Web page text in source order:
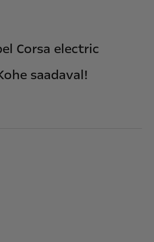
Corsa electric
saadaval!